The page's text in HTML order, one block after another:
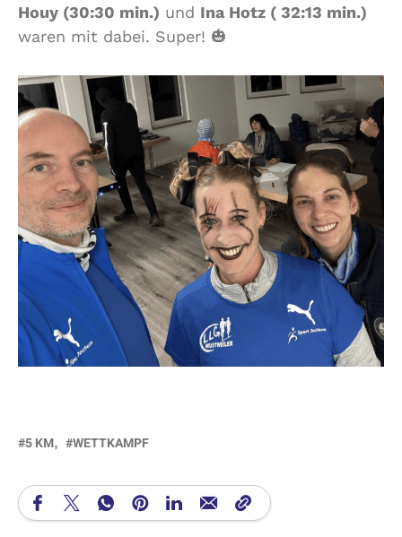
Houy (30:30 min.) und Ina Hotz ( 32:13 min.)
waren mit dabei. Super! 🎃
5 KM WETTKAMPF